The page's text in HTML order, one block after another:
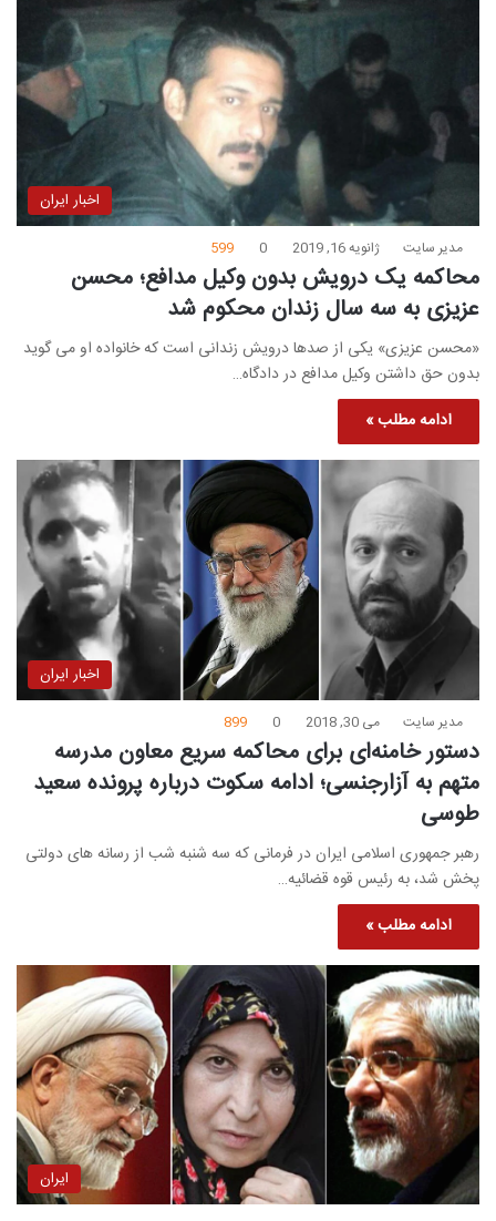
اخبار ایران
مدیر سایت ژانویه 16, 2019 0
599
محاکمه یک درویش بدون وکیل مدافع؛ محسن
عزیزی به سه سال زندان محکوم شد
«محسن عزیزی» یکی از صدها درویش زندانی است که خانواده او می گوید
بدون حق داشتن وکیل مدافع در دادگاه…
ادامه مطلب »
اخبار ایران
مدیر سایت می 30, 2018 0
899
دستور خامنه‌ای برای محاکمه سریع معاون مدرسه
متهم به آزارجنسی؛ ادامه سکوت درباره پرونده سعید
طوسی
رهبر جمهوری اسلامی ایران در فرمانی که سه شنبه شب از رسانه های دولتی
پخش شد، به رئیس قوه قضائیه…
ادامه مطلب »
ایران